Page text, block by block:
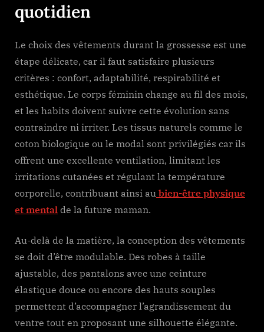
quotidien
Le choix des vêtements durant la grossesse est une
étape délicate, car il faut satisfaire plusieurs
critères : confort, adaptabilité, respirabilité et
esthétique. Le corps féminin change au fil des mois,
et les habits doivent suivre cette évolution sans
contraindre ni irriter. Les tissus naturels comme le
coton biologique ou le modal sont privilégiés car ils
offrent une excellente ventilation, limitant les
irritations cutanées et régulant la température
corporelle, contribuant ainsi au bien-être physique
et mental de la future maman.
Au-delà de la matière, la conception des vêtements
se doit d’être modulable. Des robes à taille
ajustable, des pantalons avec une ceinture
élastique douce ou encore des hauts souples
permettent d’accompagner l’agrandissement du
ventre tout en proposant une silhouette élégante.